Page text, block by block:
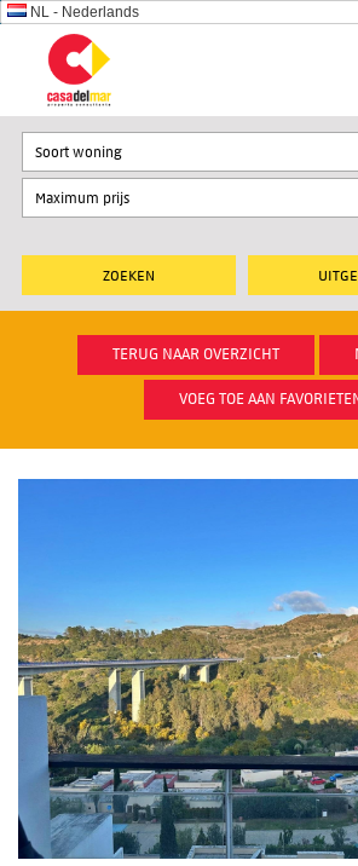
NL - Nederlands
Soort woning
TERUG NAAR OVERZICHT
VOEG TOE AAN